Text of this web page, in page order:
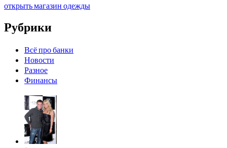
открыть магазин одежды
Рубрики
Всё про банки
Новости
Разное
Финансы